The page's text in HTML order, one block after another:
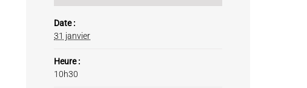
Date :
31 janvier
Heure :
10h30